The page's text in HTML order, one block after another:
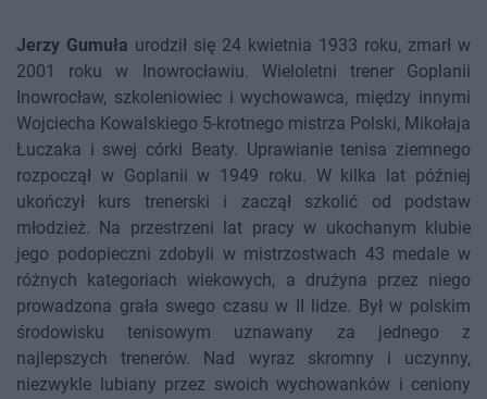
Jerzy Gumuła urodził się 24 kwietnia 1933 roku, zmarł w
2001 roku w Inowrocławiu. Wieloletni trener Goplanii
Inowrocław, szkoleniowiec i wychowawca, między innymi
Wojciecha Kowalskiego 5-krotnego mistrza Polski, Mikołaja
Łuczaka i swej córki Beaty. Uprawianie tenisa ziemnego
rozpoczął w Goplanii w 1949 roku. W kilka lat później
ukończył kurs trenerski i zaczął szkolić od podstaw
młodzież. Na przestrzeni lat pracy w ukochanym klubie
jego podopieczni zdobyli w mistrzostwach 43 medale w
różnych kategoriach wiekowych, a drużyna przez niego
prowadzona grała swego czasu w II lidze. Był w polskim
środowisku tenisowym uznawany za jednego z
najlepszych trenerów. Nad wyraz skromny i uczynny,
niezwykle lubiany przez swoich wychowanków i ceniony